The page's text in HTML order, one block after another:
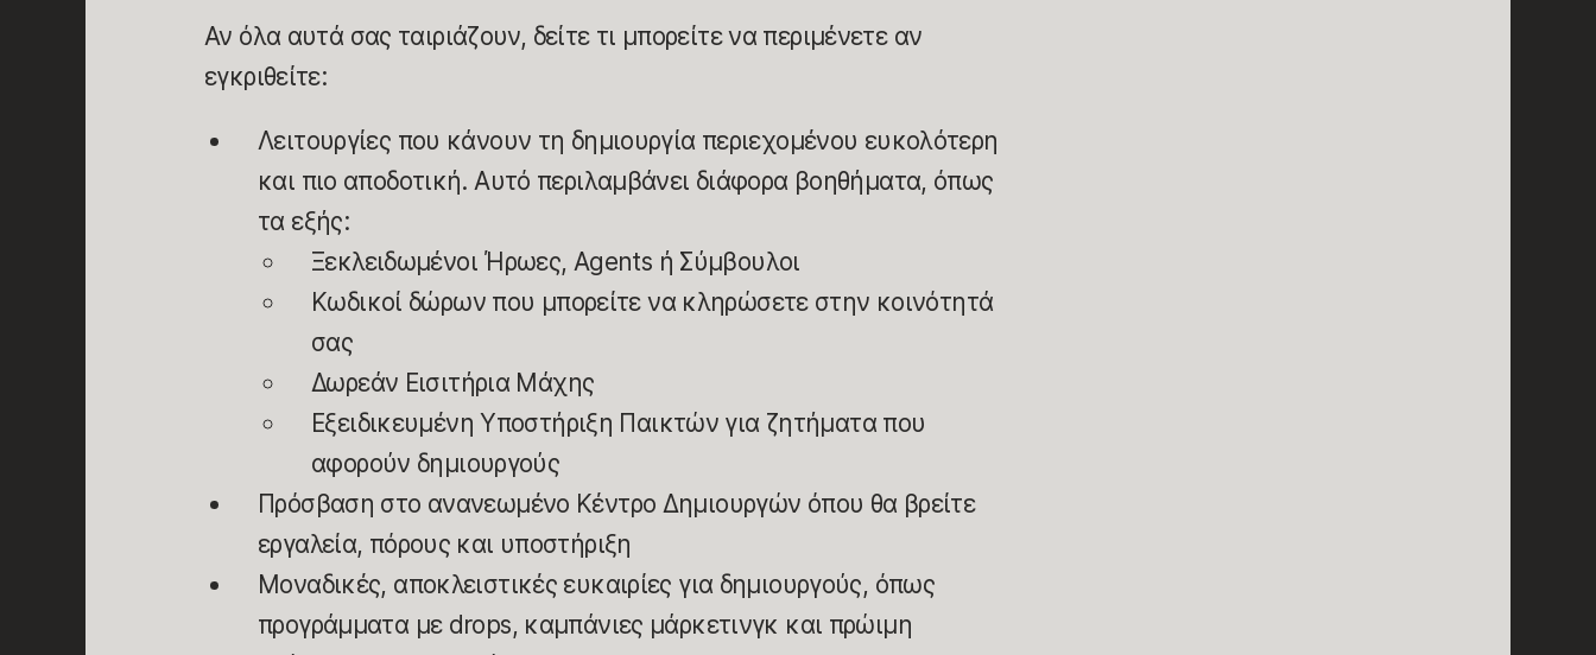
Αν όλα αυτά σας ταιριάζουν, δείτε τι μπορείτε να περιμένετε αν
εγκριθείτε:
Λειτουργίες που κάνουν τη δημιουργία περιεχομένου ευκολότερη
και πιο αποδοτική. Αυτό περιλαμβάνει διάφορα βοηθήματα, όπως
τα εξής:
Ξεκλειδωμένοι Ήρωες, Agents ή Σύμβουλοι
Κωδικοί δώρων που μπορείτε να κληρώσετε στην κοινότητά
σας
Δωρεάν Εισιτήρια Μάχης
Εξειδικευμένη Υποστήριξη Παικτών για ζητήματα που
αφορούν δημιουργούς
Πρόσβαση στο ανανεωμένο Κέντρο Δημιουργών όπου θα βρείτε
εργαλεία, πόρους και υποστήριξη
Μοναδικές, αποκλειστικές ευκαιρίες για δημιουργούς, όπως
προγράμματα με drops, καμπάνιες μάρκετινγκ και πρώιμη